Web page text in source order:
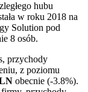
hubu
w roku 2018 na
Solution pod
8 osób.
przychody
z poziomu
obecnie (-3.8%).